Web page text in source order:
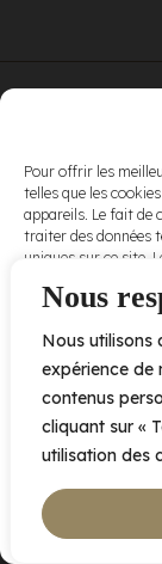
Nous
Nous utilisons
expérience de
contenus
cliquant sur «
utilisation des
Pour offrir les
telles que les
appareils. Le fait de
traiter des données
uniques sur ce site.
et fonctions.
conditions
d’utilisationet
nospolitiques
de
confidentialité .